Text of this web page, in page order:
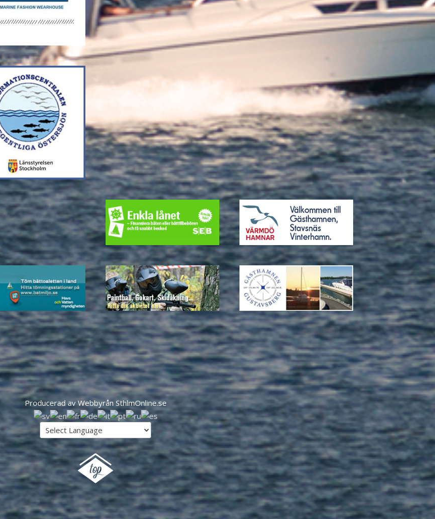
Producerad av Webbyrån SthlmOnline.se